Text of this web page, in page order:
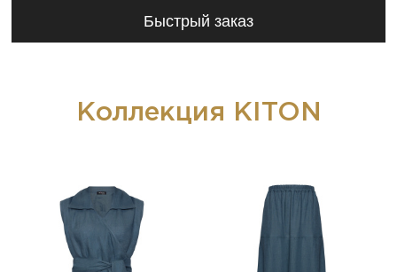
Быстрый заказ
Коллекция KITON